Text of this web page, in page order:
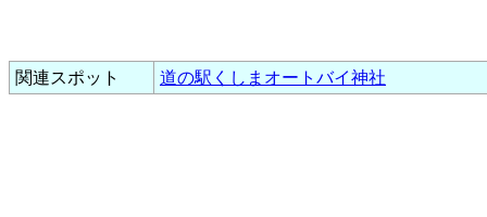
関連スポット 道の駅くしまオートバイ神社